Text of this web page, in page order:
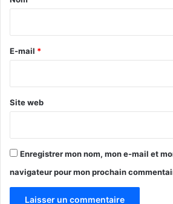
s
2
n
1
e
E-mail *
Site web
Enregistrer mon nom, mon e-mail et
navigateur pour mon prochain